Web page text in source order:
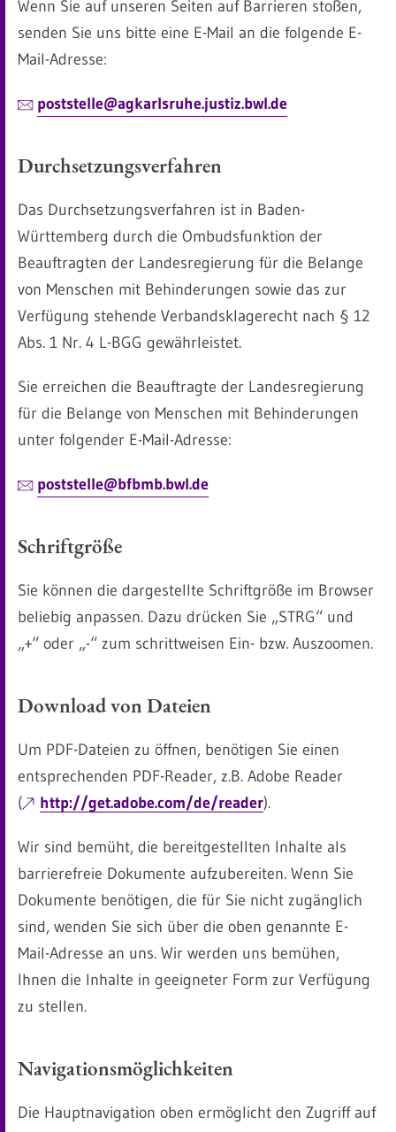
Wenn Sie auf unseren Seiten auf Barrieren stoßen,
senden Sie uns bitte eine E-Mail an die folgende E-
Mail-Adresse:
poststelle@agkarlsruhe.justiz.bwl.de
Durchsetzungsverfahren
Das Durchsetzungsverfahren ist in Baden-
Württemberg durch die Ombudsfunktion der
Beauftragten der Landesregierung für die Belange
von Menschen mit Behinderungen sowie das zur
Verfügung stehende Verbandsklagerecht nach § 12
Abs. 1 Nr. 4 L-BGG gewährleistet.
Sie erreichen die Beauftragte der Landesregierung
für die Belange von Menschen mit Behinderungen
unter folgender E-Mail-Adresse:
poststelle@bfbmb.bwl.de
Schriftgröße
Sie können die dargestellte Schriftgröße im Browser
beliebig anpassen. Dazu drücken Sie „STRG“ und
„+“ oder „-“ zum schrittweisen Ein- bzw. Auszoomen.
Download von Dateien
Um PDF-Dateien zu öffnen, benötigen Sie einen
entsprechenden PDF-Reader, z.B. Adobe Reader
(
http://get.adobe.com/de/reader).
Wir sind bemüht, die bereitgestellten Inhalte als
barrierefreie Dokumente aufzubereiten. Wenn Sie
Dokumente benötigen, die für Sie nicht zugänglich
sind, wenden Sie sich über die oben genannte E-
Mail-Adresse an uns. Wir werden uns bemühen,
Ihnen die Inhalte in geeigneter Form zur Verfügung
zu stellen.
Navigationsmöglichkeiten
Die Hauptnavigation oben ermöglicht den Zugriff auf